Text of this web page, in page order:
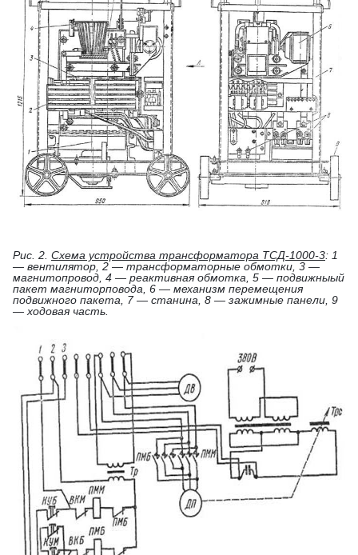
Рис. 2. Схема устройства трансформатора ТСД-1000-3: 1
— вентилятор, 2 — трансформаторные обмотки, 3 —
магнитопровод, 4 — реактивная обмотка, 5 — подвижныый
пакет магниторповода, 6 — механизм перемещения
подвижного пакета, 7 — станина, 8 — зажимные панели, 9
— ходовая часть.